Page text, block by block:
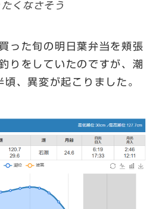
たくなさそう
った旬の明日葉弁当を頬張
りをしていたのですが、潮
、異変が起こりました。